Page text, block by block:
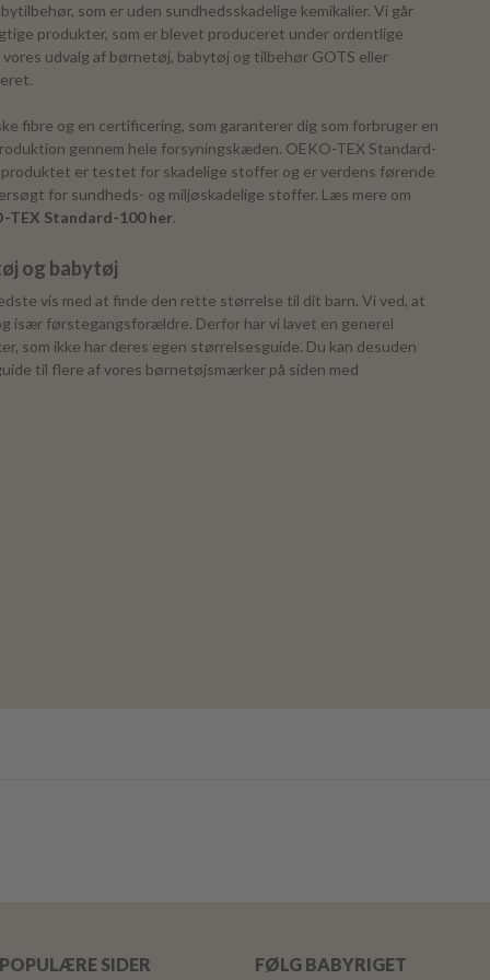
som er uden sundhedsskadelige kemikalier. Vi går
produkter, som er blevet produceret under ordentlige
udvalg af børnetøj, babytøj og tilbehør GOTS eller
fibre og en certificering, som garanterer dig som forbruger en
gennem hele forsyningskæden. OEKO-TEX Standard-
produktet er testet for skadelige stoffer og er verdens førende
for sundheds- og miljøskadelige stoffer. Læs mere om
TEX Standard-100 her.
og babytøj
vis med at finde den rette størrelse til dit barn. Vi ved, at
især førstegangsforældre. Derfor har vi lavet en generel
som ikke har deres egen størrelsesguide. Du kan desuden
til flere af vores børnetøjsmærker på siden med
POPULÆRE SIDER FØLG BABYRIGET